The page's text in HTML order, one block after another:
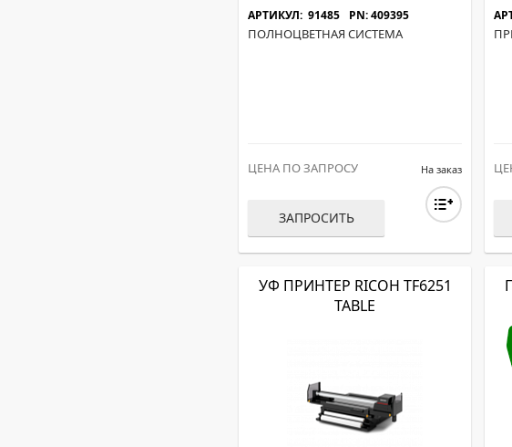
АРТИКУЛ: 91485 PN: 409395
ПОЛНОЦВЕТНАЯ СИСТЕМА
ЦЕНА ПО ЗАПРОСУ На заказ
ЗАПРОСИТЬ
УФ ПРИНТЕР RICOH TF6251
TABLE